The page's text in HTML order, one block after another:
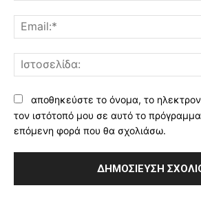
αποθηκεύστε το όνομα, το
τον ιστότοπό μου σε αυτό το
επόμενη φορά που θα σχολιάσω.